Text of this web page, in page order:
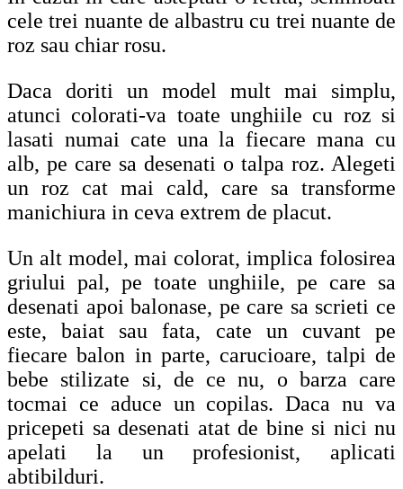
cele trei nuante de albastru cu trei nuante de
roz sau chiar rosu.
Daca doriti un model mult mai simplu,
atunci colorati-va toate unghiile cu roz si
lasati numai cate una la fiecare mana cu
alb, pe care sa desenati o talpa roz. Alegeti
un roz cat mai cald, care sa transforme
manichiura in ceva extrem de placut.
Un alt model, mai colorat, implica folosirea
griului pal, pe toate unghiile, pe care sa
desenati apoi balonase, pe care sa scrieti ce
este, baiat sau fata, cate un cuvant pe
fiecare balon in parte, carucioare, talpi de
bebe stilizate si, de ce nu, o barza care
tocmai ce aduce un copilas. Daca nu va
pricepeti sa desenati atat de bine si nici nu
apelati la un profesionist, aplicati
abtibilduri.